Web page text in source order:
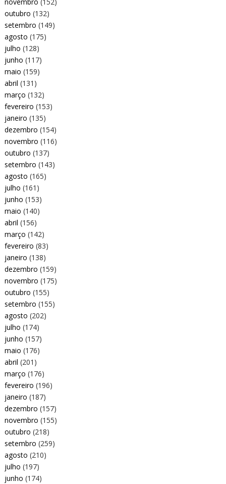
outubro (132)
setembro (149)
agosto (175)
julho (128)
junho (117)
maio (159)
abril (131)
março (132)
fevereiro (153)
janeiro (135)
dezembro (154)
novembro (116)
outubro (137)
setembro (143)
agosto (165)
julho (161)
junho (153)
maio (140)
abril (156)
março (142)
fevereiro (83)
janeiro (138)
dezembro (159)
novembro (175)
outubro (155)
setembro (155)
agosto (202)
julho (174)
junho (157)
maio (176)
abril (201)
março (176)
fevereiro (196)
janeiro (187)
dezembro (157)
novembro (155)
outubro (218)
setembro (259)
agosto (210)
julho (197)
junho (174)